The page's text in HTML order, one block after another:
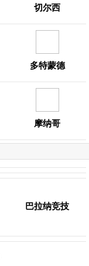
切尔西
多特蒙德
摩纳哥
巴拉纳竞技